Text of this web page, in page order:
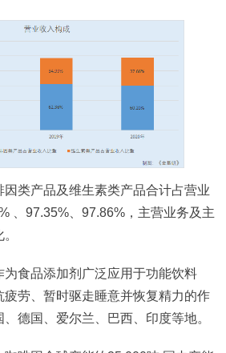
类产品及维生素类产品合计占营业
、97.35%、97.86%，主营业务及主
食品添加剂广泛应用于功能饮料
疲劳、暂时驱走睡意并恢复精力的作
德国、爱尔兰、巴西、印度等地。